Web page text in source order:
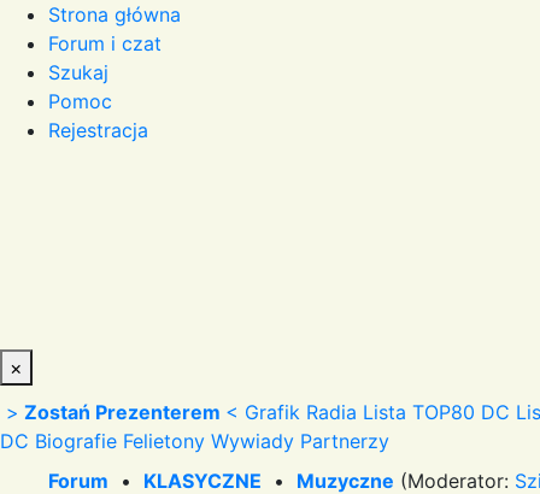
Strona główna
Forum i czat
Szukaj
Pomoc
Rejestracja
×
> Zostań Prezenterem < Grafik Radia Lista TOP80 DC
DC Biografie Felietony Wywiady Partnerzy
Forum • KLASYCZNE • Muzyczne (Moderator: